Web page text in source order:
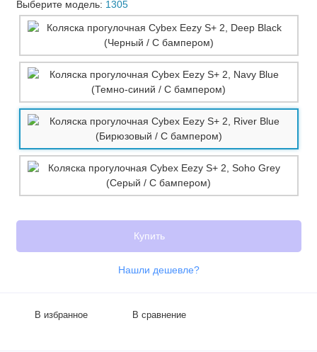
Выберите модель: 1305
Купить
Нашли дешевле?
В избранное В сравнение